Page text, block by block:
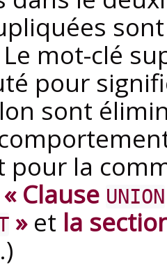
mot-clé
pour
sont
pour la
Clause UNION
»et la